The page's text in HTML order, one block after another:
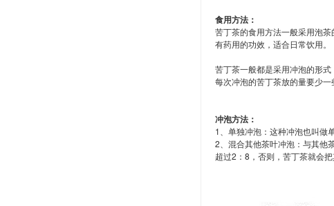
食用方法：
苦丁茶的食用方法一般采用泡
有药用的功效，适合日常饮用。
苦丁茶一般都是采用冲泡的形
每次冲泡的苦丁茶放的量要少一
冲泡方法：
1、单独冲泡：这种冲泡也叫做
2、混合其他茶叶冲泡：与其他
超过2：8，否则，苦丁茶就会把